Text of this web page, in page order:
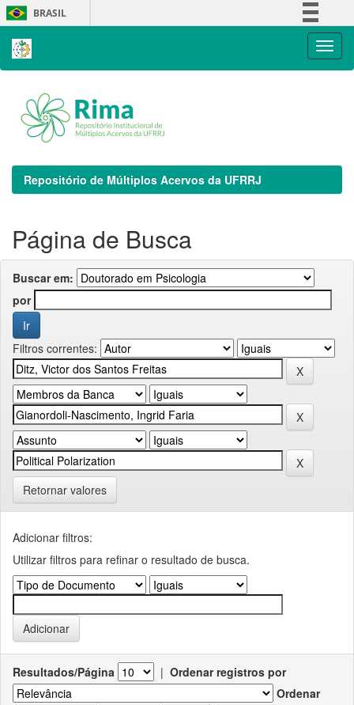
Skip
navigation
BRASIL
Repositório de Múltiplos Acervos da UFRRJ
Página de Busca
Buscar em:
por
Filtros correntes:
Retornar valores
Adicionar filtros:
Utilizar filtros para refinar o resultado de busca.
Resultados/Página | Ordenar registros por
Ordenar